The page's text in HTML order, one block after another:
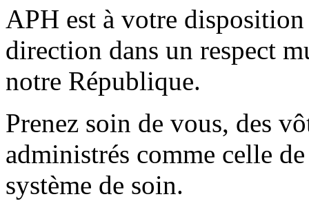
APH est à votre
direction dans un respect
notre République.
Prenez soin de vous, des
administrés comme celle
système de soin.